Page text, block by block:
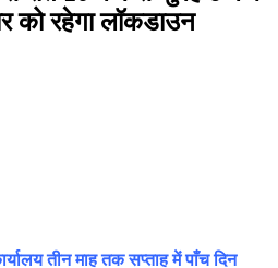
को रहेगा लॉकडाउन
तीन माह तक सप्ताह में पाँच दिन